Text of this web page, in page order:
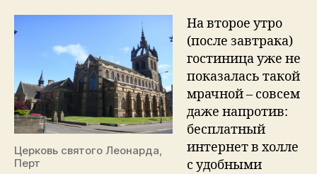
Дворец
Сконе,
Камень
судьбы
и
Кинноулл
хилл,
день
Церковь святого Леонарда,
Перт
На второе утро
(после завтрака)
гостиница уже не
показалась такой
мрачной – совсем
даже напротив:
бесплатный
интернет в холле
с удобными